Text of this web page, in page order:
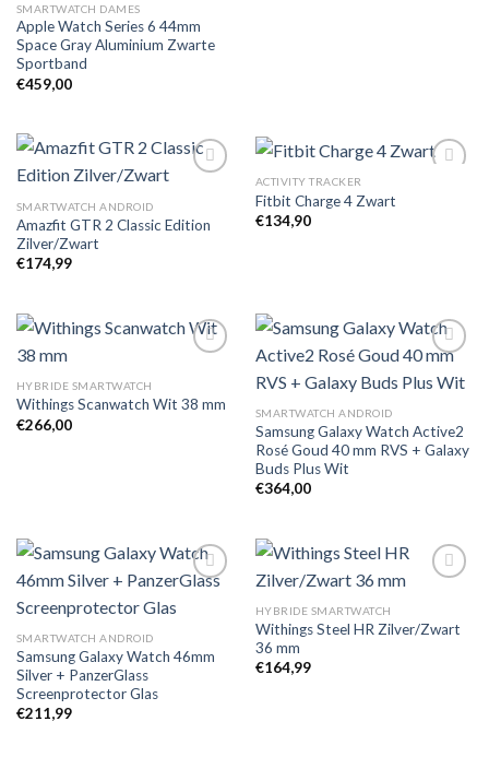
SMARTWATCH DAMES
Apple Watch Series 6 44mm
Space Gray Aluminium Zwarte
Sportband
€459,00
Toevoegen
SMARTWATCH ANDROID
Amazfit GTR 2 Classic Edition
Zilver/Zwart
€174,99
ACTIVITY TRACKER
Fitbit Charge 4 Zwart
€134,90
Toevoegen
HYBRIDE SMARTWATCH
Withings Scanwatch Wit 38 mm
€266,00
verlanglijst
SMARTWATCH ANDROID
Samsung Galaxy Watch Active2
Rosé Goud 40 mm RVS + Galaxy
Buds Plus Wit
€364,00
verlanglijst
SMARTWATCH ANDROID
Samsung Galaxy Watch 46mm
Silver + PanzerGlass
Screenprotector Glas
€211,99
Toevoegen
HYBRIDE SMARTWATCH
Withings Steel HR Zilver/Zwart
36 mm
€164,99